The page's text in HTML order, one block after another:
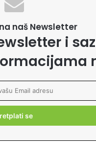
naš Newsletter
i